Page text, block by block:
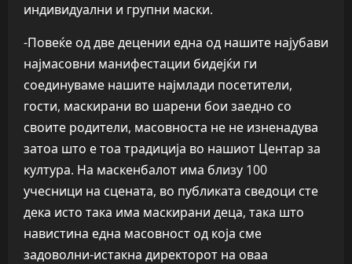
индивидуални и групни маски.
-Повеќе од две децении една од нашите најубави
најмасовни манифестации бидејќи ги
соединуваме нашите најмлади посетители,
гости, маскирани во шарени бои заедно со
своите родители, масовноста не не изненадува
затоа што е тоа традиција во нашиот Центар за
култура. На маскенбалот има близу 100
учесници на сцената, во публиката сведоци сте
дека исто така има маскирани деца, така што
навистина една масовност од која сме
задоволни-истакна директорот на оваа